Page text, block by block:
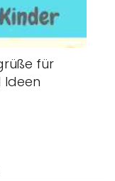
für
Ideen